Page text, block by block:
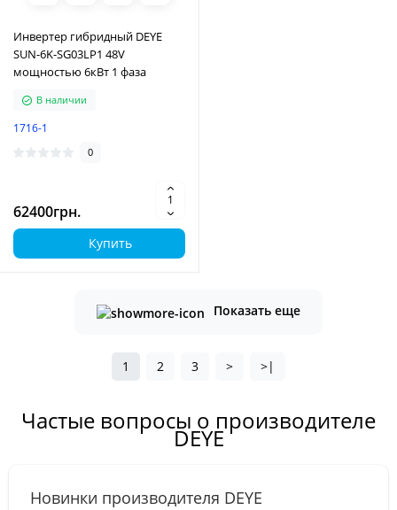
Инвертер гибридный DEYE
SUN-6K-SG03LP1 48V
мощностью 6кВт 1 фаза
В наличии
1716-1
0
62400грн.
Купить
Показать еще
1 2 3 > >|
Частые вопросы о производителе
DEYE
Новинки производителя DEYE